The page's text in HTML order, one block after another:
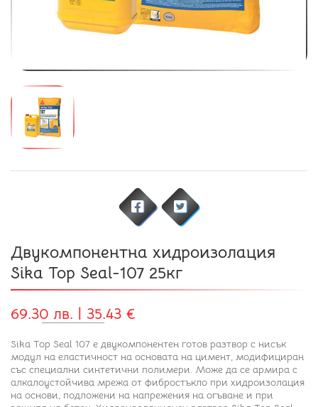
Двукомпонентна хидроизолация
Sika Top Seal-107 25кг
69.30 лв. | 35.43 €
Sika Top Seal 107 е двукомпонентен готов разтвор с нисък
модул на еластичност на основата на цимент, модифициран
със специални синтетични полимери. Може да се армира с
алкалоустойчива мрежа от фибростъкло при хидроизолация
на основи, подложени на напрежения на огъване и при